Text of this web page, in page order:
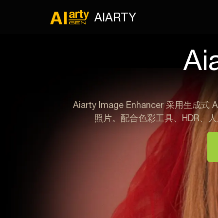
AIARTY
Aiarty Image Enhancer 采用生成式
照片。配合色彩工具、HDR、